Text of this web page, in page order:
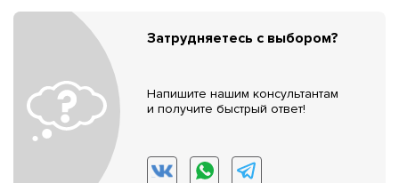
Затрудняетесь с выбором?
Напишите нашим консультантам
и получите быстрый ответ!